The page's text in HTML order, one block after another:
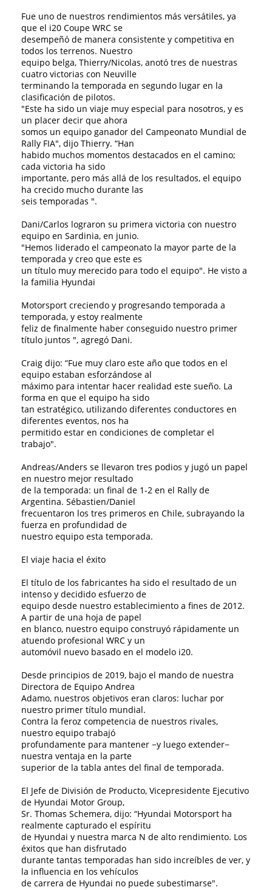
Fue uno de nuestros rendimientos más versátiles, ya
que el i20 Coupe WRC se
desempeñó de manera consistente y competitiva en
todos los terrenos. Nuestro
equipo belga, Thierry/Nicolas, anotó tres de nuestras
cuatro victorias con Neuville
terminando la temporada en segundo lugar en la
clasificación de pilotos.
"Este ha sido un viaje muy especial para nosotros, y es
un placer decir que ahora
somos un equipo ganador del Campeonato Mundial de
Rally FIA", dijo Thierry. “Han
habido muchos momentos destacados en el camino;
cada victoria ha sido
importante, pero más allá de los resultados, el equipo
ha crecido mucho durante las
seis temporadas ".
Dani/Carlos lograron su primera victoria con nuestro
equipo en Sardinia, en junio.
"Hemos liderado el campeonato la mayor parte de la
temporada y creo que este es
un título muy merecido para todo el equipo". He visto a
la familia Hyundai
Motorsport creciendo y progresando temporada a
temporada, y estoy realmente
feliz de finalmente haber conseguido nuestro primer
título juntos ", agregó Dani.
Craig dijo: “Fue muy claro este año que todos en el
equipo estaban esforzándose al
máximo para intentar hacer realidad este sueño. La
forma en que el equipo ha sido
tan estratégico, utilizando diferentes conductores en
diferentes eventos, nos ha
permitido estar en condiciones de completar el
trabajo".
Andreas/Anders se llevaron tres podios y jugó un papel
en nuestro mejor resultado
de la temporada: un final de 1-2 en el Rally de
Argentina. Sébastien/Daniel
frecuentaron los tres primeros en Chile, subrayando la
fuerza en profundidad de
nuestro equipo esta temporada.
El viaje hacia el éxito
El título de los fabricantes ha sido el resultado de un
intenso y decidido esfuerzo de
equipo desde nuestro establecimiento a fines de 2012.
A partir de una hoja de papel
en blanco, nuestro equipo construyó rápidamente un
atuendo profesional WRC y un
automóvil nuevo basado en el modelo i20.
Desde principios de 2019, bajo el mando de nuestra
Directora de Equipo Andrea
Adamo, nuestros objetivos eran claros: luchar por
nuestro primer título mundial.
Contra la feroz competencia de nuestros rivales,
nuestro equipo trabajó
profundamente para mantener −y luego extender−
nuestra ventaja en la parte
superior de la tabla antes del final de temporada.
El Jefe de División de Producto, Vicepresidente Ejecutivo
de Hyundai Motor Group,
Sr. Thomas Schemera, dijo: “Hyundai Motorsport ha
realmente capturado el espíritu
de Hyundai y nuestra marca N de alto rendimiento. Los
éxitos que han disfrutado
durante tantas temporadas han sido increíbles de ver, y
la influencia en los vehículos
de carrera de Hyundai no puede subestimarse".